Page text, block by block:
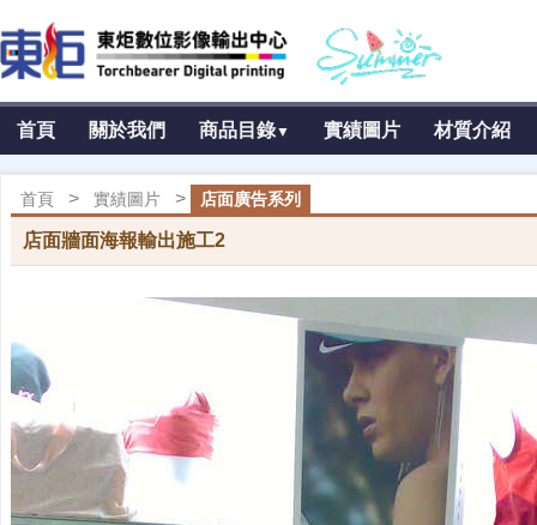
首頁 關於我們 商品目錄▼ 實績圖片 材質介紹
首頁 > 實績圖片 > 店面廣告系列
店面牆面海報輸出施工2